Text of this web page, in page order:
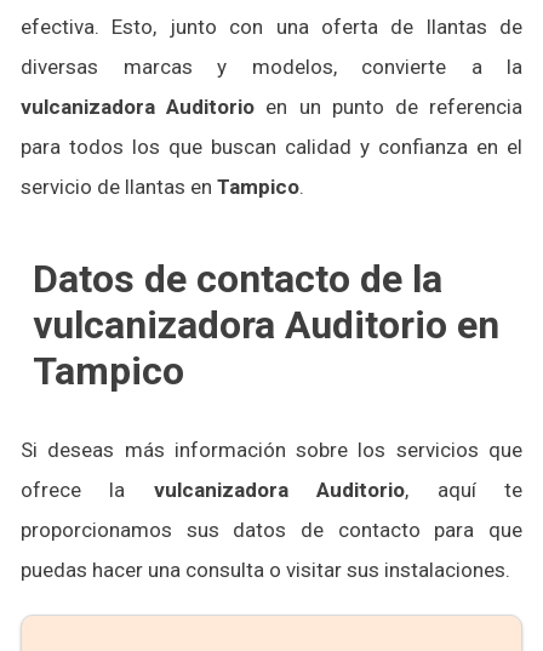
efectiva. Esto, junto con una oferta de llantas de
diversas marcas y modelos, convierte a la
vulcanizadora Auditorio en un punto de referencia
para todos los que buscan calidad y confianza en el
servicio de llantas en Tampico.
Datos de contacto de la
vulcanizadora Auditorio en
Tampico
Si deseas más información sobre los servicios que
ofrece la vulcanizadora Auditorio, aquí te
proporcionamos sus datos de contacto para que
puedas hacer una consulta o visitar sus instalaciones.